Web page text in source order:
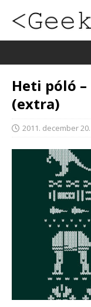
Heti póló
(extra)
2011. december